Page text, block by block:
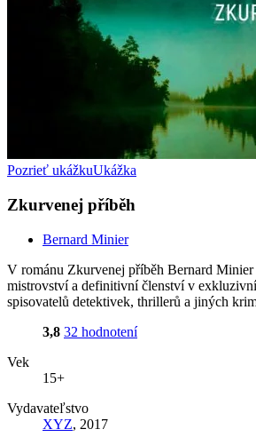
Pozrieť ukážkuUkážka
Zkurvenej příběh
Bernard Minier
V románu Zkurvenej příběh Bernard Minier
mistrovství a definitivní členství v
spisovatelů detektivek, thrillerů a jiných
3,8 32 hodnotení
Vek
15+
Vydavateľstvo
XYZ, 2017